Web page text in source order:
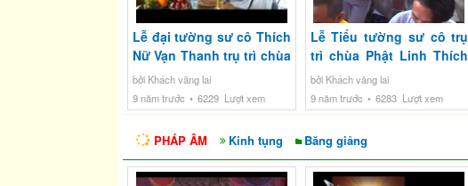
Lễ đại tường sư cô Thích
Nữ Vạn Thanh trụ trì chùa
Phật Linh
bởi Khách vãng lai
9 năm trước
6229 Lượt xem
Lễ Tiểu tường sư cô trụ
trì chùa Phật Linh Thích
Nữ Vạn Thanh phần 2
bởi Khách vãng lai
9 năm trước
6283 Lượt xem
PHÁP ÂM Kinh tụng Băng giảng